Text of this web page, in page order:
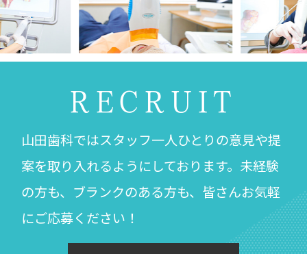
RECRUIT
山田歯科ではスタッフ一人ひとりの意見や提
案を取り入れるようにしております。未経験
の方も、ブランクのある方も、皆さんお気軽
にご応募ください！